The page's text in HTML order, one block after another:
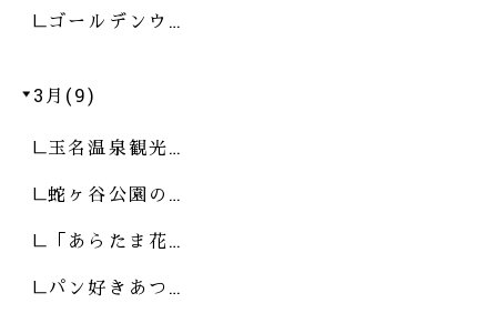
ゴールデンウ…
3月(9)
玉名温泉観光…
蛇ヶ谷公園の…
「あらたま花…
パン好きあつ…